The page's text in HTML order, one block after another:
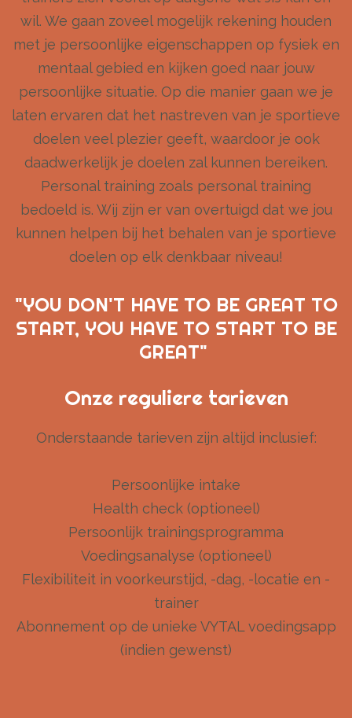
wil. We gaan zoveel mogelijk rekening houden
met je persoonlijke eigenschappen op fysiek en
mentaal gebied en kijken goed naar jouw
persoonlijke situatie. Op die manier gaan we je
laten ervaren dat het nastreven van je sportieve
doelen veel plezier geeft, waardoor je ook
daadwerkelijk je doelen zal kunnen bereiken.
Personal training zoals personal training
bedoeld is. Wij zijn er van overtuigd dat we jou
kunnen helpen bij het behalen van je sportieve
doelen op elk denkbaar niveau!
"YOU DON'T HAVE TO BE GREAT TO
START, YOU HAVE TO START TO BE
GREAT"
Onze reguliere tarieven
Onderstaande tarieven zijn altijd inclusief:
Persoonlijke intake
Health check (optioneel)
Persoonlijk trainingsprogramma
Voedingsanalyse (optioneel)
Flexibiliteit in voorkeurstijd, -dag, -locatie en -
trainer
Abonnement op de unieke VYTAL voedingsapp
(indien gewenst)